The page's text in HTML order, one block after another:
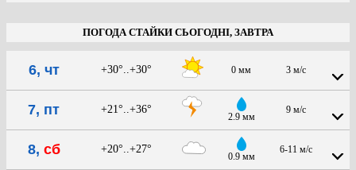
ПОГОДА СТАЙКИ СЬОГОДНІ, ЗАВТРА
6, чт +30°..+30° 0 мм 3 м/с
7, пт +21°..+36°
2.9 мм
9 м/с
8, сб +20°..+27°
0.9 мм
6-11 м/с